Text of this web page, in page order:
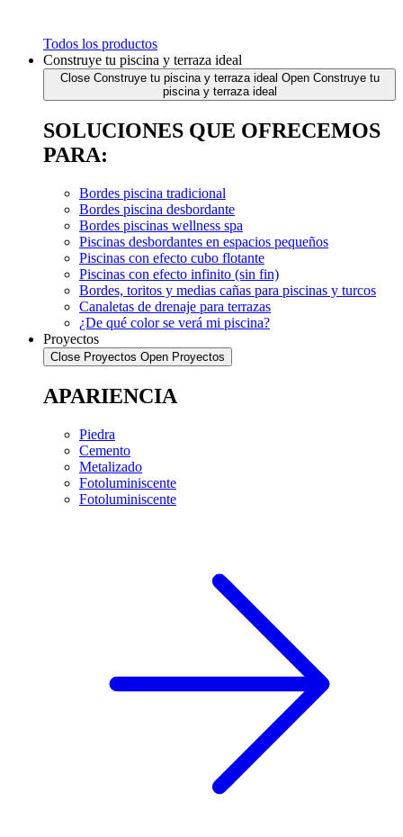
Todos los productos
Construye tu piscina y terraza ideal
Close Construye tu piscina y terraza ideal Open Construye tu
piscina y terraza ideal
SOLUCIONES QUE OFRECEMOS
PARA:
Bordes piscina tradicional
Bordes piscina desbordante
Bordes piscinas wellness spa
Piscinas desbordantes en espacios pequeños
Piscinas con efecto cubo flotante
Piscinas con efecto infinito (sin fin)
Bordes, toritos y medias cañas para piscinas y turcos
Canaletas de drenaje para terrazas
¿De qué color se verá mi piscina?
Proyectos
Close Proyectos Open Proyectos
APARIENCIA
Piedra
Cemento
Metalizado
Fotoluminiscente
Fotoluminiscente